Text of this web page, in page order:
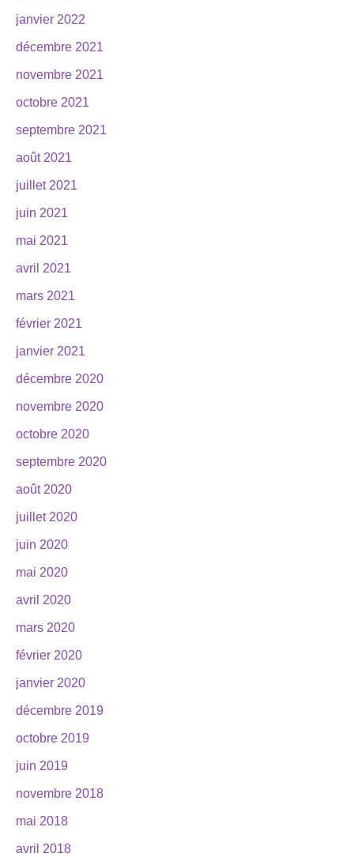
janvier 2022
décembre 2021
novembre 2021
octobre 2021
septembre 2021
août 2021
juillet 2021
juin 2021
mai 2021
avril 2021
mars 2021
février 2021
janvier 2021
décembre 2020
novembre 2020
octobre 2020
septembre 2020
août 2020
juillet 2020
juin 2020
mai 2020
avril 2020
mars 2020
février 2020
janvier 2020
décembre 2019
octobre 2019
juin 2019
novembre 2018
mai 2018
avril 2018